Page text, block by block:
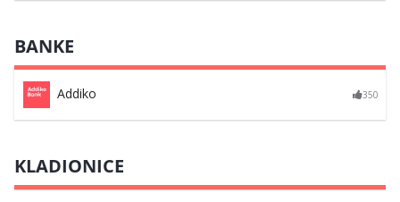
BANKE
Addiko 350
KLADIONICE